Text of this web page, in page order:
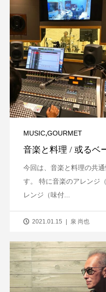
MUSIC,GOURMET
音楽と料理 / 或るベ
今回は、音楽と料理の共
す。 特に音楽のアレンジ
レンジ（味付...
2021.01.15 泉 尚也